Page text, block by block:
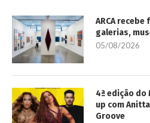
ARCA
galerias,
05/08/2026
4ª edição do
up com
Groove